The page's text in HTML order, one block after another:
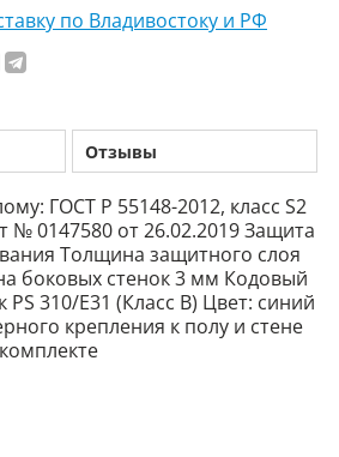
по Владивостоку и РФ
Отзывы
ГОСТ Р 55148-2012, класс S2
№ 0147580 от 26.02.2019 Защита
Толщина защитного слоя
боковых стенок 3 мм Кодовый
310/Е31 (Класс В) Цвет: синий
крепления к полу и стене